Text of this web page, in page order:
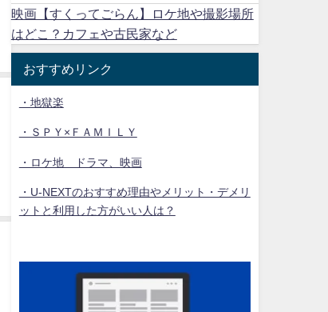
映画【すくってごらん】ロケ地や撮影場所
はどこ？カフェや古民家など
おすすめリンク
・地獄楽
・ＳＰＹ×ＦＡＭＩＬＹ
・ロケ地 ドラマ、映画
・U-NEXTのおすすめ理由やメリット・デメリ
ットと利用した方がいい人は？